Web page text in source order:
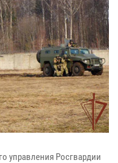
управления Росгвардии